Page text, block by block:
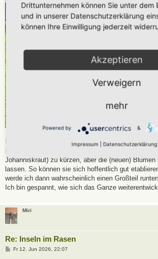
Das werde ich in den kommenden Wochen noch
Johanniskraut) zu kürzen, aber die (neuen)
lassen. So können sie sich hoffentlich gut
werde ich dann wahrscheinlich einen Großteil
Ich bin gespannt, wie sich das Ganze
Miri
Re: Inseln im Rasen
BFr 12. Jun 2026, 22:07
Drittunternehmen können Sie unter dem
und in unserer Datenschutzerklärung
können Ihre Einwilligung jederzeit
Akzeptieren
Verweigern
mehr
Powered by &
Impressum Datenschutzerklärung